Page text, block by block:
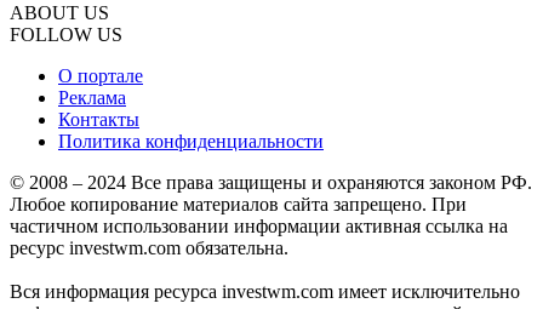
ABOUT US
FOLLOW US
О портале
Реклама
Контакты
Политика конфиденциальности
© 2008 – 2024 Все права защищены и охраняются законом РФ.
Любое копирование материалов сайта запрещено. При
частичном использовании информации активная ссылка на
ресурс investwm.com обязательна.
Вся информация ресурса investwm.com имеет исключительно